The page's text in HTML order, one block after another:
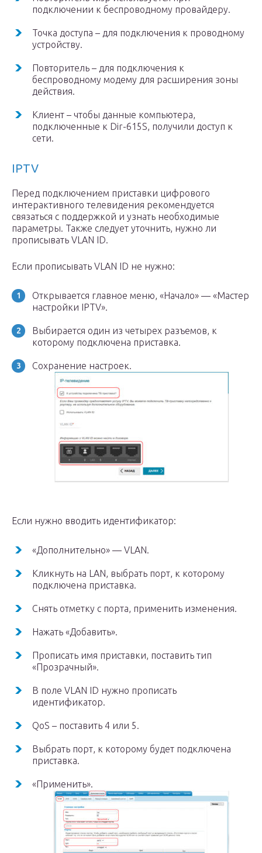
подключении к беспроводному провайдеру.
Точка доступа – для подключения к проводному
устройству.
Повторитель – для подключения к
беспроводному модему для расширения зоны
действия.
Клиент – чтобы данные компьютера,
подключенные к Dir-615S, получили доступ к
сети.
IPTV
Перед подключением приставки цифрового
интерактивного телевидения рекомендуется
связаться с поддержкой и узнать необходимые
параметры. Также следует уточнить, нужно ли
прописывать VLAN ID.
Если прописывать VLAN ID не нужно:
Открывается главное меню, «Начало» — «Мастер
настройки IPTV».
Выбирается один из четырех разъемов, к
которому подключена приставка.
Сохранение настроек.
Если нужно вводить идентификатор:
«Дополнительно» — VLAN.
Кликнуть на LAN, выбрать порт, к которому
подключена приставка.
Снять отметку с порта, применить изменения.
Нажать «Добавить».
Прописать имя приставки, поставить тип
«Прозрачный».
В поле VLAN ID нужно прописать
идентификатор.
QoS – поставить 4 или 5.
Выбрать порт, к которому будет подключена
приставка.
«Применить».